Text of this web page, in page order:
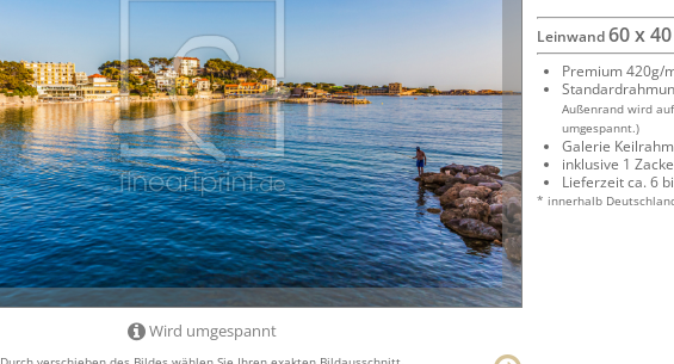
Wird umgespannt
Leinwand60 x
Premium 420g/
Außenrand wird
umgespannt.)
Galerie
inklusive 1
Lieferzeit ca. 6
* innerhalb